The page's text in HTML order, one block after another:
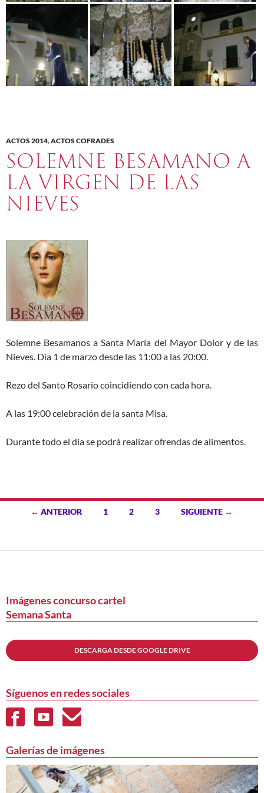
ACTOS 2014,ACTOS COFRADES
SOLEMNE BESAMANO A
LA VIRGEN DE LAS
NIEVES
Solemne Besamanos a Santa María del Mayor Dolor y de las
Nieves. Día 1 de marzo desde las 11:00 a las 20:00.
Rezo del Santo Rosario coincidiendo con cada hora.
A las 19:00 celebración de la santa Misa.
Durante todo el día se podrá realizar ofrendas de alimentos.
las
← ANTERIOR 1 2 3 SIGUIENTE →
Imágenes concurso cartel
Semana Santa
DESCARGA DESDE GOOGLE DRIVE
Síguenos en redes sociales
Galerías de imágenes